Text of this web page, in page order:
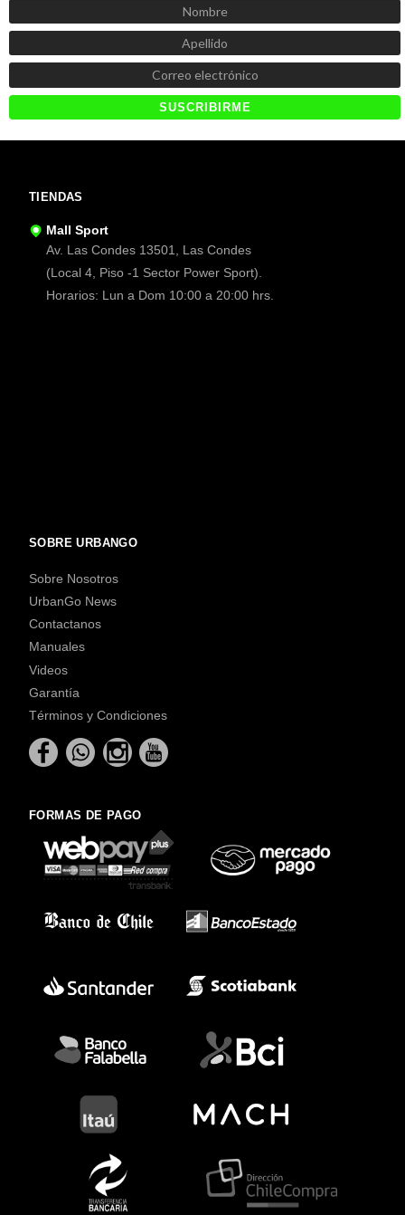
TIENDAS
Mall Sport
Av. Las Condes 13501, Las Condes
(Local 4, Piso -1 Sector Power Sport).
Horarios: Lun a Dom 10:00 a 20:00 hrs.
SOBRE URBANGO
Sobre Nosotros
UrbanGo News
Contactanos
Manuales
Videos
Garantía
Términos y Condiciones
FORMAS DE PAGO